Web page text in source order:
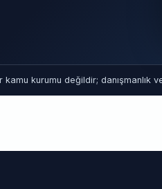
kurumu değildir; danışmanlık